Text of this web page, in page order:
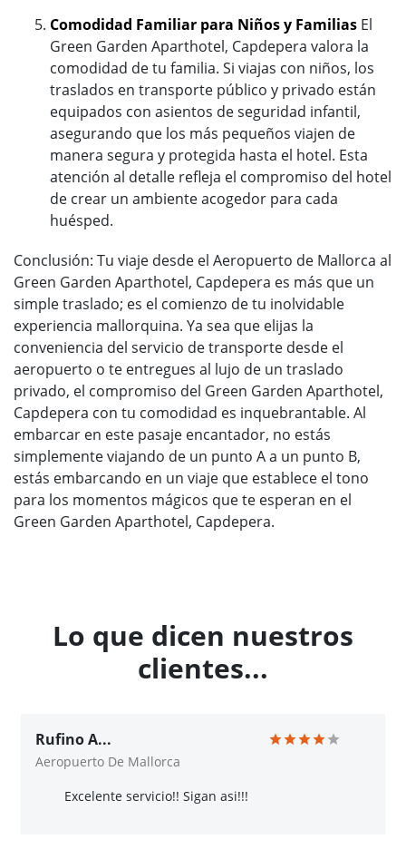
Comodidad Familiar para Niños y Familias El
Green Garden Aparthotel, Capdepera valora la
comodidad de tu familia. Si viajas con niños, los
traslados en transporte público y privado están
equipados con asientos de seguridad infantil,
asegurando que los más pequeños viajen de
manera segura y protegida hasta el hotel. Esta
atención al detalle refleja el compromiso del hotel
de crear un ambiente acogedor para cada
huésped.
Conclusión: Tu viaje desde el Aeropuerto de Mallorca al
Green Garden Aparthotel, Capdepera es más que un
simple traslado; es el comienzo de tu inolvidable
experiencia mallorquina. Ya sea que elijas la
conveniencia del servicio de transporte desde el
aeropuerto o te entregues al lujo de un traslado
privado, el compromiso del Green Garden Aparthotel,
Capdepera con tu comodidad es inquebrantable. Al
embarcar en este pasaje encantador, no estás
simplemente viajando de un punto A a un punto B,
estás embarcando en un viaje que establece el tono
para los momentos mágicos que te esperan en el
Green Garden Aparthotel, Capdepera.
Lo que dicen nuestros
clientes...
Rufino A...
Aeropuerto De Mallorca
Excelente servicio!! Sigan asi!!!